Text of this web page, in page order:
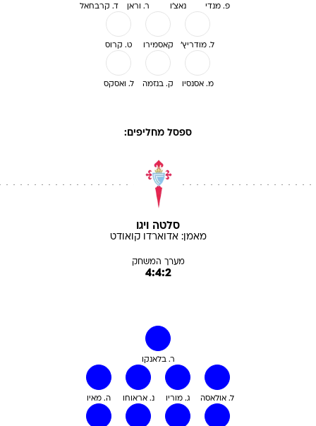
ד. קרבחאל ר. וראן נאצ'ו פ. מנדי
ט. קרוס קאסמירו ל. מודריץ'
ל. ואסקס ק. בנזמה מ. אסנסיו
ספסל מחליפים:
סלטה ויגו
מאמן:אדוארדו קואודט
מערך המשחק
4:4:2
ר. בלאנקו
ה. מאיו נ. אראוחו ג. מוריו ל. אולאסה